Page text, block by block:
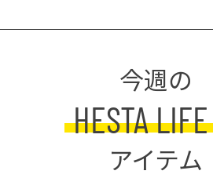
今週の
HESTA LIFE
アイテム